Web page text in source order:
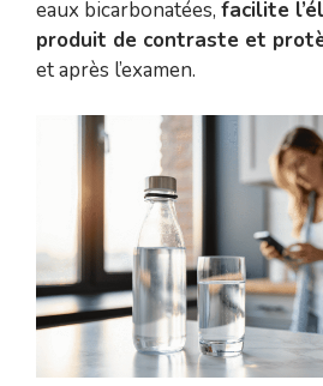
eaux bicarbonatées, facilite
produit de contraste et
et après l’examen.